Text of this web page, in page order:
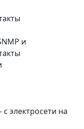
и
электросети на